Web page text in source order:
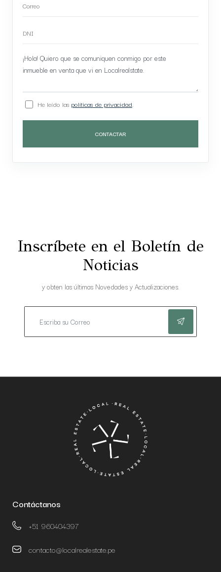
He leído las políticas de privacidad.
CONTACTAR
Inscríbete en el Boletín de
Noticias
y obten las últimas Novedades y Actualizaciones.
Contáctanos
+51 960404397
contacto@localrealestate.pe